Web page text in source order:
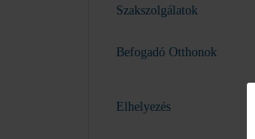
Szakszolgálatok
Befogadó Otthonok
Elhelyezés